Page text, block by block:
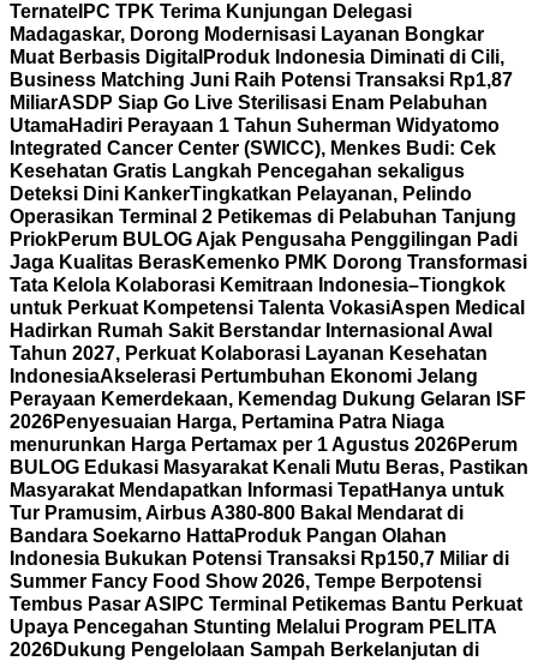
Ternate IPC TPK Terima Kunjungan Delegasi
Madagaskar, Dorong Modernisasi Layanan Bongkar
Muat Berbasis Digital Produk Indonesia Diminati di Cili,
Business Matching Juni Raih Potensi Transaksi Rp1,87
MiliarASDP Siap Go Live Sterilisasi Enam Pelabuhan
UtamaHadiri Perayaan 1 Tahun Suherman Widyatomo
Integrated Cancer Center (SWICC), Menkes Budi: Cek
Kesehatan Gratis Langkah Pencegahan sekaligus
Deteksi Dini KankerTingkatkan Pelayanan, Pelindo
Operasikan Terminal 2 Petikemas di Pelabuhan Tanjung
PriokPerum BULOG Ajak Pengusaha Penggilingan Padi
Jaga Kualitas BerasKemenko PMK Dorong Transformasi
Tata Kelola Kolaborasi Kemitraan Indonesia–Tiongkok
untuk Perkuat Kompetensi Talenta VokasiAspen Medical
Hadirkan Rumah Sakit Berstandar Internasional Awal
Tahun 2027, Perkuat Kolaborasi Layanan Kesehatan
IndonesiaAkselerasi Pertumbuhan Ekonomi Jelang
Perayaan Kemerdekaan, Kemendag Dukung Gelaran ISF
2026Penyesuaian Harga, Pertamina Patra Niaga
menurunkan Harga Pertamax per 1 Agustus 2026Perum
BULOG Edukasi Masyarakat Kenali Mutu Beras, Pastikan
Masyarakat Mendapatkan Informasi TepatHanya untuk
Tur Pramusim, Airbus A380-800 Bakal Mendarat di
Bandara Soekarno HattaProduk Pangan Olahan
Indonesia Bukukan Potensi Transaksi Rp150,7 Miliar di
Summer Fancy Food Show 2026, Tempe Berpotensi
Tembus Pasar AS IPC Terminal Petikemas Bantu Perkuat
Upaya Pencegahan Stunting Melalui Program PELITA
2026Dukung Pengelolaan Sampah Berkelanjutan di